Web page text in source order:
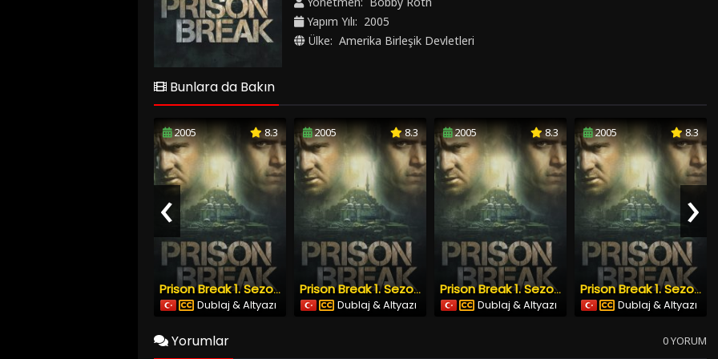
Yapım Yılı: 2005
Ülke: Amerika Birleşik Devletleri
Bunlara da Bakın
2005 8.3
Prison Break 1. Sezon 22. Bölüm Türkçe Dublaj Altyazılı
Dublaj & Altyazı
2005 8.3
Prison Break 1. Sezon 21. Bölüm Türkçe Dublaj Altyazılı
Dublaj & Altyazı
2005 8.3
Prison Break 1. Sezon 20. Bölüm Türkçe Dublaj Altyazılı
Dublaj & Altyazı
2005 8.3
Prison Break 1. Sezon 19. Bölüm Türkçe Dublaj Altyazılı
Dublaj & Altyazı
‹ ›
Yorumlar 0 YORUM